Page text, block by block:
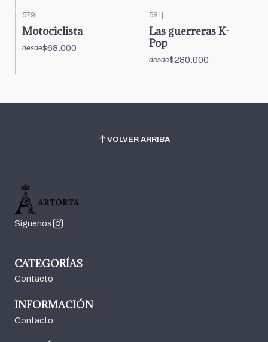
579|
Motociclista
desde$68.000
581 |
Las guerreras K-
Pop
desde$280.000
VOLVER ARRIBA
Síguenos
CATEGORÍAS
Contacto
INFORMACIÓN
Contacto